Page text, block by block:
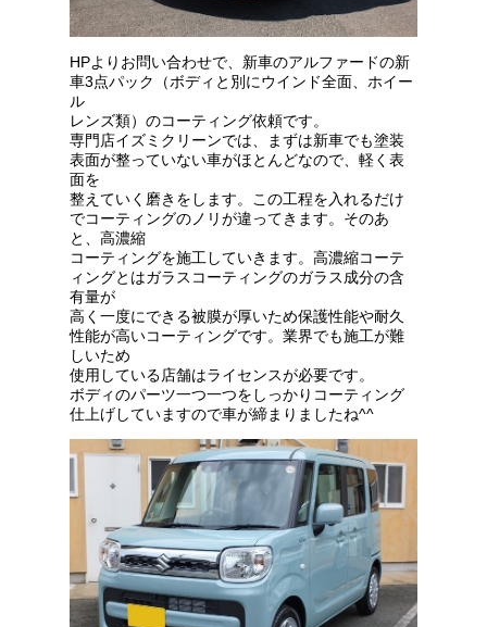
HPよりお問い合わせで、新車のアルファードの新
車3点パック（ボディと別にウインド全面、ホイー
ル
レンズ類）のコーティング依頼です。
専門店イズミクリーンでは、まずは新車でも塗装
表面が整っていない車がほとんどなので、軽く表
面を
整えていく磨きをします。この工程を入れるだけ
でコーティングのノリが違ってきます。そのあ
と、高濃縮
コーティングを施工していきます。高濃縮コーテ
ィングとはガラスコーティングのガラス成分の含
有量が
高く一度にできる被膜が厚いため保護性能や耐久
性能が高いコーティングです。業界でも施工が難
しいため
使用している店舗はライセンスが必要です。
ボディのパーツ一つ一つをしっかりコーティング
仕上げしていますので車が締まりましたね^^